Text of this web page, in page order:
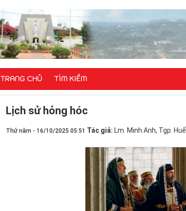
TRANG CHỦ TÌM KIẾM
Lịch sử hỏng hóc
Thứ năm - 16/10/2025 05:51 Tác giả: Lm. Minh Anh, Tgp. Huế